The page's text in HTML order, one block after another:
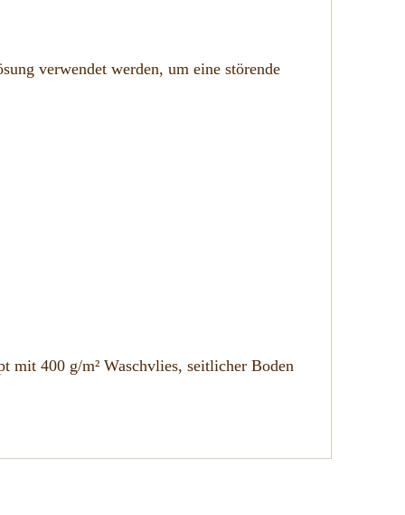
verwendet werden, um eine störende
mit 400 g/m² Waschvlies, seitlicher Boden